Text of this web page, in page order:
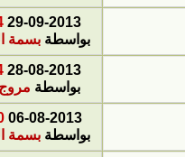
29-09-2013
بواسطة بسمة
28-08-2013
بواسطة
06-08-2013
بواسطة بسمة